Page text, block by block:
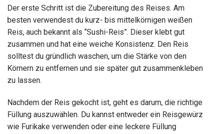
Der erste Schritt ist die Zubereitung des Reises. Am
besten verwendest du kurz- bis mittelkörnigen weißen
Reis, auch bekannt als “Sushi-Reis”. Dieser klebt gut
zusammen und hat eine weiche Konsistenz. Den Reis
solltest du gründlich waschen, um die Stärke von den
Körnern zu entfernen und sie später gut zusammenkleben
zu lassen.
Nachdem der Reis gekocht ist, geht es darum, die richtige
Füllung auszuwählen. Du kannst entweder ein Reisgewürz
wie Furikake verwenden oder eine leckere Füllung